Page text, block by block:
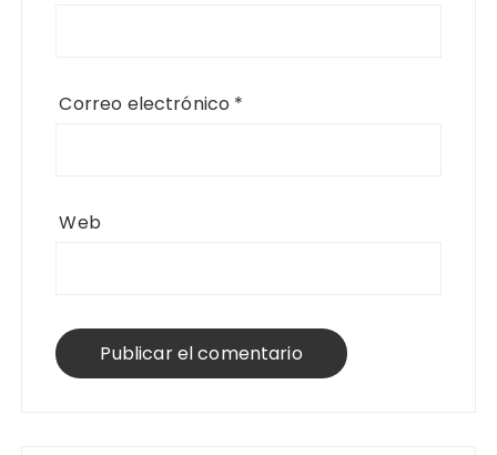
Correo electrónico *
Web